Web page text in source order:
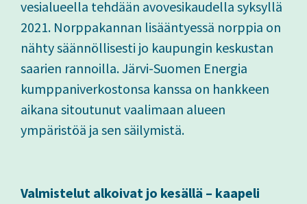
vesialueella tehdään avovesikaudella syksyllä
2021. Norppakannan lisääntyessä norppia on
nähty säännöllisesti jo kaupungin keskustan
saarien rannoilla. Järvi-Suomen Energia
kumppaniverkostonsa kanssa on hankkeen
aikana sitoutunut vaalimaan alueen
ympäristöä ja sen säilymistä.
Valmistelut alkoivat jo kesällä – kaapeli